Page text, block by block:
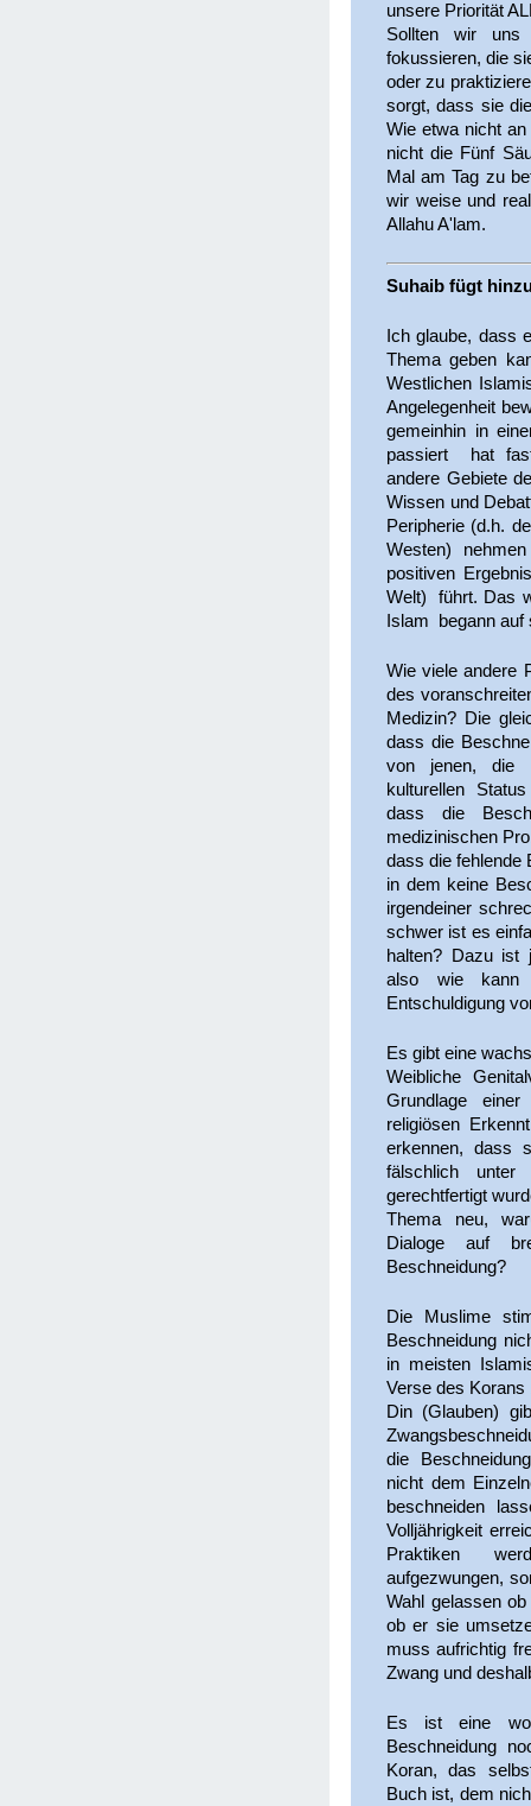
unsere Priorität
Sollten wir uns
fokussieren, die
oder zu
sorgt, dass sie
Wie etwa nicht
nicht die Fünf
Mal am Tag zu
wir weise und
Allahu A'lam.
Suhaib fügt
Ich glaube, dass
Thema geben
Westlichen
Angelegenheit
gemeinhin in
passiert hat
andere Gebiete
Wissen und
Peripherie (d.h.
Westen)
positiven
Welt) führt. Das
Islam begann auf
Wie viele andere
des
Medizin? Die
dass die
von jenen, die
kulturellen
dass die
medizinischen
dass die fehlende
in dem keine
irgendeiner
schwer ist es
halten? Dazu ist
also wie kann
Entschuldigung
Es gibt eine
Weibliche
Grundlage
religiösen
erkennen, dass
fälschlich unter
gerechtfertigt
Thema neu,
Dialoge auf
Beschneidung?
Die Muslime
Beschneidung
in meisten
Verse des
Din (Glauben)
die
nicht dem
beschneiden
Volljährigkeit
Praktiken
aufgezwungen,
Wahl gelassen
ob er sie
muss aufrichtig
Zwang und
Es ist eine
Beschneidung
Koran, das
Buch ist, dem